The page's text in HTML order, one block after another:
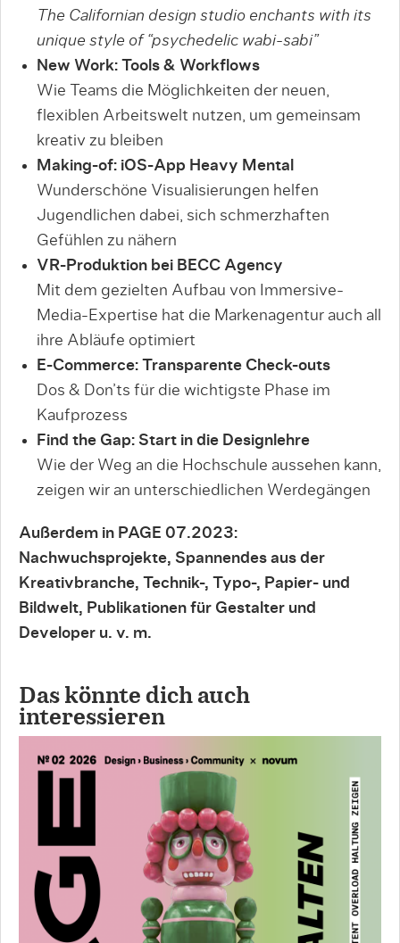
The Californian design studio enchants with its
unique style of “psychedelic wabi-sabi”
New Work: Tools & Workflows
Wie Teams die Möglichkeiten der neuen,
flexiblen Arbeitswelt nutzen, um gemeinsam
kreativ zu bleiben
Making-of: iOS-App Heavy Mental
Wunderschöne Visualisierungen helfen
Jugendlichen dabei, sich schmerzhaften
Gefühlen zu nähern
VR-Produktion bei BECC Agency
Mit dem gezielten Aufbau von Immersive-
Media-Expertise hat die Markenagentur auch all
ihre Abläufe optimiert
E-Commerce: Transparente Check-outs
Dos & Don’ts für die wichtigste Phase im
Kaufprozess
Find the Gap: Start in die Designlehre
Wie der Weg an die Hochschule aussehen kann,
zeigen wir an unterschiedlichen Werdegängen
Außerdem in PAGE 07.2023:
Nachwuchsprojekte, Spannendes aus der
Kreativbranche, Technik-, Typo-, Papier- und
Bildwelt, Publikationen für Gestalter und
Developer u. v. m.
Das könnte dich auch
interessieren